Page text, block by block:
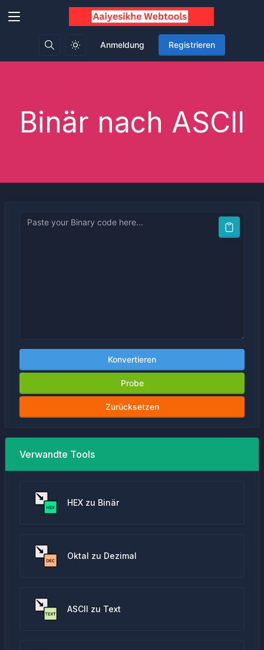
Anmeldung Registrieren
Binär nach ASCII
Konvertieren
Probe
Zurücksetzen
Verwandte Tools
HEX zu Binär
Oktal zu Dezimal
ASCII zu Text